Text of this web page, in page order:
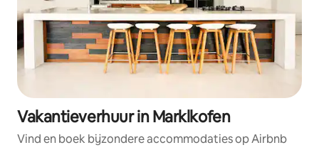
Vakantieverhuur in Marklkofen
Vind en boek bijzondere accommodaties op Airbnb